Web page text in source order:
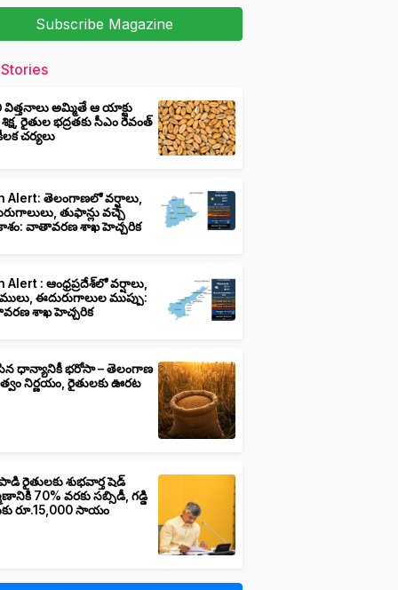
Subscribe Magazine
విత్తనాలు అమ్మితే ఆ యాక్టు
రైతుల భద్రతకు సీఎం రేవంత్
చర్యలు
Alert: తెలంగాణలో వర్షాలు,
తుఫాన్లు వచ్చే
వాతావరణ శాఖ హెచ్చరిక
Alert : ఆంధ్రప్రదేశ్‌లో వర్షాలు,
ఈదురుగాలుల ముప్పు:
శాఖ హెచ్చరిక
ధాన్యానికీ భరోసా – తెలంగాణ
నిర్ణయం, రైతులకు ఊరట
రైతులకు శుభవార్త షెడ్
70% వరకు సబ్సిడీ, గడ్డి
రూ.15,000 సాయం